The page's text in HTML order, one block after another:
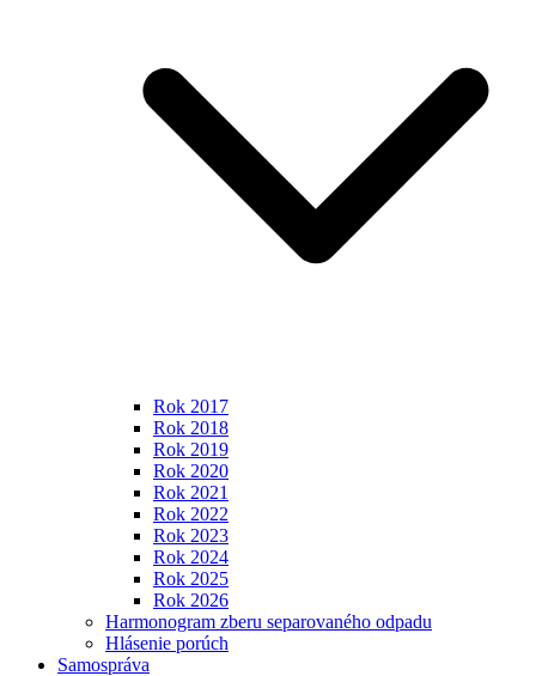
Rok 2017
Rok 2018
Rok 2019
Rok 2020
Rok 2021
Rok 2022
Rok 2023
Rok 2024
Rok 2025
Rok 2026
Harmonogram zberu separovaného odpadu
Hlásenie porúch
Samospráva